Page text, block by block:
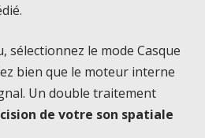
sélectionnez le mode Casque
bien que le moteur interne
Un double traitement
de votre son spatiale